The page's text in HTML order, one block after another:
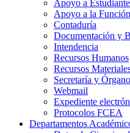
Apoyo a
Apoyo a la
Contaduría
Documentación y
Intendencia
Recursos Humanos
Recursos
Secretaría y
Webmail
Expediente
Protocolos FCEA
Departamentos